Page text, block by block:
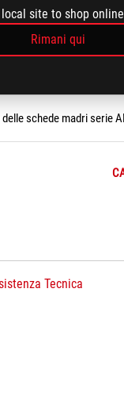
site to shop
Rimani qui
of Duty
schede madri serie
Tecnica